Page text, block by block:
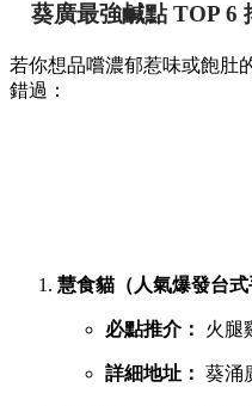
葵廣最強鹹點 TOP 6
若你想品嚐濃郁惹味或飽肚
錯過：
慧食貓（人氣爆發台式
必點推介： 火腿
詳細地址： 葵涌